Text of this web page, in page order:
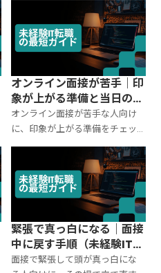
を解説。職種別の頻出テーマ、答
え方テンプレ、分からない時の
安全な返し方までまとめます。
オンライン面接が苦手｜印
象が上がる準備と当日のコ
ツ（未経験IT向け
オンライン面接が苦手な人向け
に、印象が上がる準備をチェッ
クリスト化。画角・音・背景の
基本、話し方のコツ、よくある失
敗と対策、トラブル時の対応ま
で、未経験IT転職に合わせてまと
緊張で真っ白になる｜面接
中に戻す手順（未経験IT転
職の対処法）
面接で緊張して頭が真っ白にな